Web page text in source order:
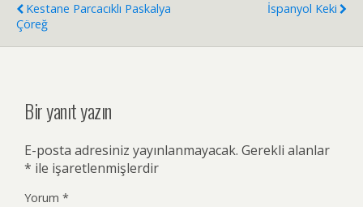
Kestane Parcacıklı Paskalya
Çöreğ
İspanyol Keki
Bir yanıt yazın
E-posta adresiniz yayınlanmayacak. Gerekli alanlar
* ile işaretlenmişlerdir
Yorum *